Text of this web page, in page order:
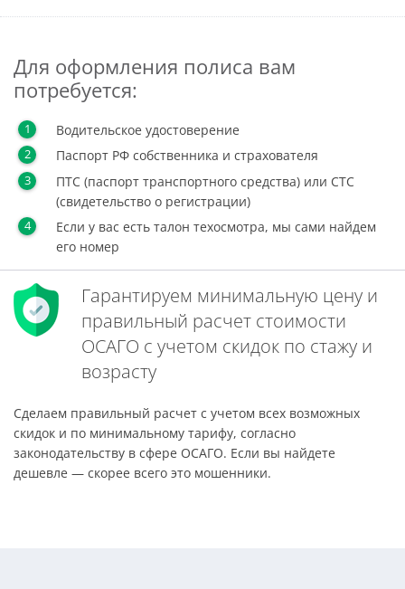
Для оформления полиса вам
потребуется:
Водительское удостоверение
Паспорт РФ собственника и страхователя
ПТС (паспорт транспортного средства) или СТС
(свидетельство о регистрации)
Если у вас есть талон техосмотра, мы сами найдем
его номер
Гарантируем минимальную цену и
правильный расчет стоимости
ОСАГО с учетом скидок по стажу и
возрасту
Сделаем правильный расчет с учетом всех возможных
скидок и по минимальному тарифу, согласно
законодательству в сфере ОСАГО. Если вы найдете
дешевле — скорее всего это мошенники.